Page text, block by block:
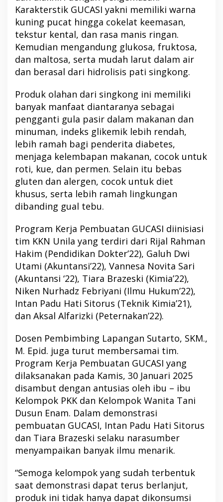
Karakterstik GUCASI yakni memiliki warna
kuning pucat hingga cokelat keemasan,
tekstur kental, dan rasa manis ringan.
Kemudian mengandung glukosa, fruktosa,
dan maltosa, serta mudah larut dalam air
dan berasal dari hidrolisis pati singkong.
Produk olahan dari singkong ini memiliki
banyak manfaat diantaranya sebagai
pengganti gula pasir dalam makanan dan
minuman, indeks glikemik lebih rendah,
lebih ramah bagi penderita diabetes,
menjaga kelembapan makanan, cocok untuk
roti, kue, dan permen. Selain itu bebas
gluten dan alergen, cocok untuk diet
khusus, serta lebih ramah lingkungan
dibanding gual tebu.
Program Kerja Pembuatan GUCASI diinisiasi
tim KKN Unila yang terdiri dari Rijal Rahman
Hakim (Pendidikan Dokter’22), Galuh Dwi
Utami (Akuntansi’22), Vannesa Novita Sari
(Akuntansi ‘22), Tiara Brazeski (Kimia’22),
Niken Nurhadz Febriyani (Ilmu Hukum’22),
Intan Padu Hati Sitorus (Teknik Kimia’21),
dan Aksal Alfarizki (Peternakan’22).
Dosen Pembimbing Lapangan Sutarto, SKM.,
M. Epid. juga turut membersamai tim.
Program Kerja Pembuatan GUCASI yang
dilaksanakan pada Kamis, 30 Januari 2025
disambut dengan antusias oleh ibu – ibu
Kelompok PKK dan Kelompok Wanita Tani
Dusun Enam. Dalam demonstrasi
pembuatan GUCASI, Intan Padu Hati Sitorus
dan Tiara Brazeski selaku narasumber
menyampaikan banyak ilmu menarik.
“Semoga kelompok yang sudah terbentuk
saat demonstrasi dapat terus berlanjut,
produk ini tidak hanya dapat dikonsumsi